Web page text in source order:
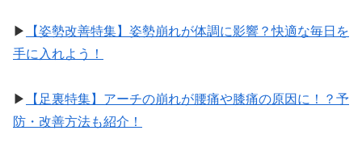
▶︎
【姿勢改善特集】姿勢崩れが体調に影響？快適な毎日を
手に入れよう！
▶︎
【足裏特集】アーチの崩れが腰痛や膝痛の原因に！？予
防・改善方法も紹介！